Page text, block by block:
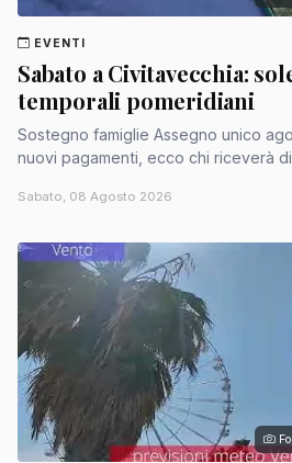
EVENTI
Sabato a Civitavecchia:
temporali pomeridiani
Sostegno famiglie Assegno unico
nuovi pagamenti, ecco chi riceverà
Sabato, 08 Agosto 2026